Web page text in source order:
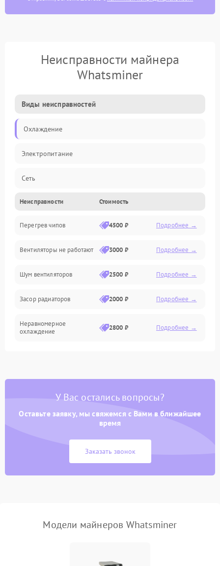
Неисправности майнера
Whatsminer
Виды неисправностей
Охлаждение
Электропитание
Сеть
Хеш-платы
Механические повреждения
Электроника
Электрика
Программное обеспечение
Химическая
Неисправности Стоимость
Перегрев чипов 4500 ₽ Подробнее →
Вентиляторы не работают 3000 ₽ Подробнее →
Шум вентиляторов 2500 ₽ Подробнее →
Засор радиаторов 2000 ₽ Подробнее →
Неравномерное
охлаждение
2800 ₽ Подробнее →
У Вас остались вопросы?
Оставьте заявку, мы свяжемся с Вами в ближайшее
время
Заказать звонок
Модели майнеров Whatsminer